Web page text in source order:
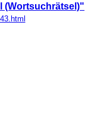
(Wortsuchrätsel)"